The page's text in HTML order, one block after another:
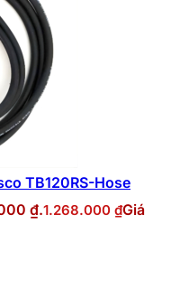
TB120RS-Hose
₫.1.268.000 ₫Giá